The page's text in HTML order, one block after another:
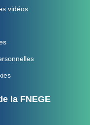
vidéos
la FNEGE